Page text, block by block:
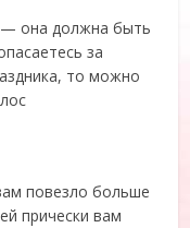
— она должна быть
за
то можно
повезло больше
прически вам